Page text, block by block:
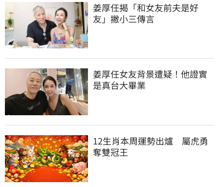
姜厚任揭「和女友前夫是好
友」撇小三傳言
姜厚任女友背景遭疑！他證實
是真台大畢業
12生肖本周運勢出爐　屬虎勇
奪雙冠王